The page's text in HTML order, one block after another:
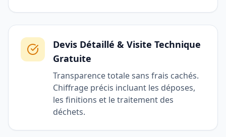
Devis Détaillé & Visite Technique
Gratuite
Transparence totale sans frais cachés.
Chiffrage précis incluant les déposes,
les finitions et le traitement des
déchets.